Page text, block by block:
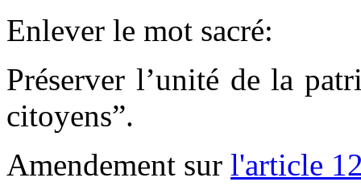
Enlever le mot sacré:
Préserver l’unité de la
citoyens”.
Amendement sur l'article